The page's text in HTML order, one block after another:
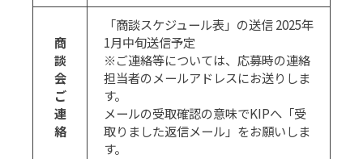
商
談
会
ご
連
絡
「商談スケジュール表」の送信 2025年
1月中旬送信予定
※ご連絡等については、応募時の連絡
担当者のメールアドレスにお送りしま
す。
メールの受取確認の意味でKIPへ「受
取りました返信メール」をお願いしま
す。